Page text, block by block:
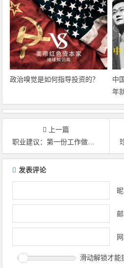
政治嗅觉是如何指导投资的？
中
年
上一篇
职业建议：第一份工作做什么？
文章导航
发表评论
滑动解锁才能